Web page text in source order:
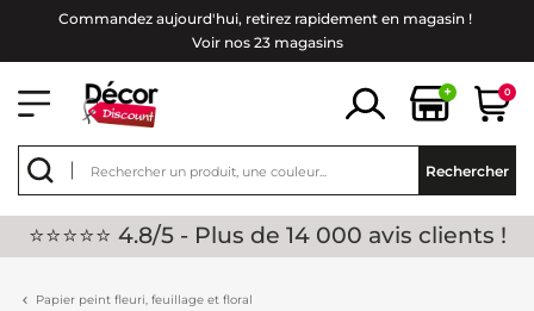
Commandez aujourd'hui, retirez rapidement en magasin !
Voir nos 23 magasins
+ 0
Rechercher
⭐⭐⭐⭐⭐ 4.8/5 - Plus de 14 000 avis clients !
Papier peint fleuri, feuillage et floral